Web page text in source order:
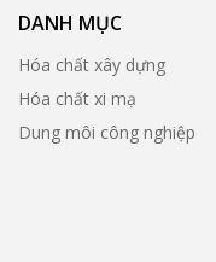
DANH MỤC
Hóa chất xây dựng
Hóa chất xi mạ
Dung môi công nghiệp